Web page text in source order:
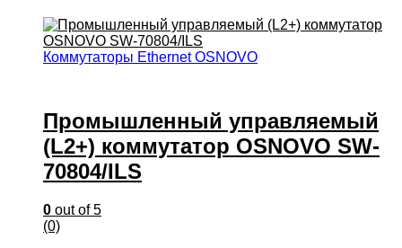
Коммутаторы Ethernet OSNOVO
Промышленный управляемый
(L2+) коммутатор OSNOVO SW-
70804/ILS
0 out of 5
(0)